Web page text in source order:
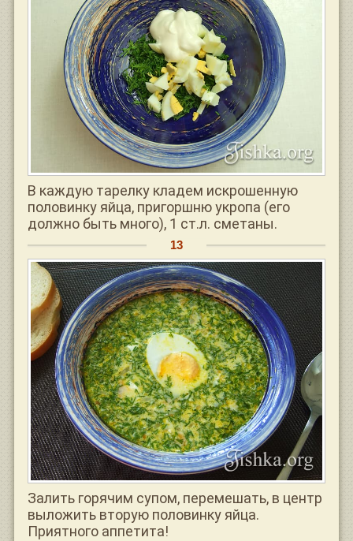
В каждую тарелку кладем искрошенную
половинку яйца, пригоршню укропа (его
должно быть много), 1 ст.л. сметаны.
Залить горячим супом, перемешать, в центр
выложить вторую половинку яйца.
Приятного аппетита!